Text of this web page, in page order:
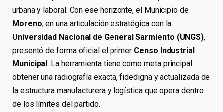
urbana y laboral. Con ese horizonte, el Municipio de
Moreno, en una articulación estratégica con la
Universidad Nacional de General Sarmiento (UNGS),
presentó de forma oficial el primer Censo Industrial
Municipal. La herramienta tiene como meta principal
obtener una radiografía exacta, fidedigna y actualizada de
la estructura manufacturera y logística que opera dentro
de los límites del partido.